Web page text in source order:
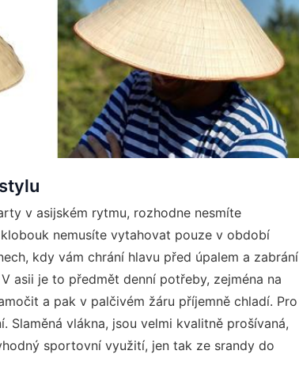
v asijském rytmu, rozhodne nesmíte
nemusíte vytahovat pouze v období
kdy vám chrání hlavu před úpalem a zabrání
asii je to předmět denní potřeby, zejména na
a pak v palčivém žáru příjemně chladí. Pro
vlákna, jsou velmi kvalitně prošívaná,
sportovní využití, jen tak ze srandy do